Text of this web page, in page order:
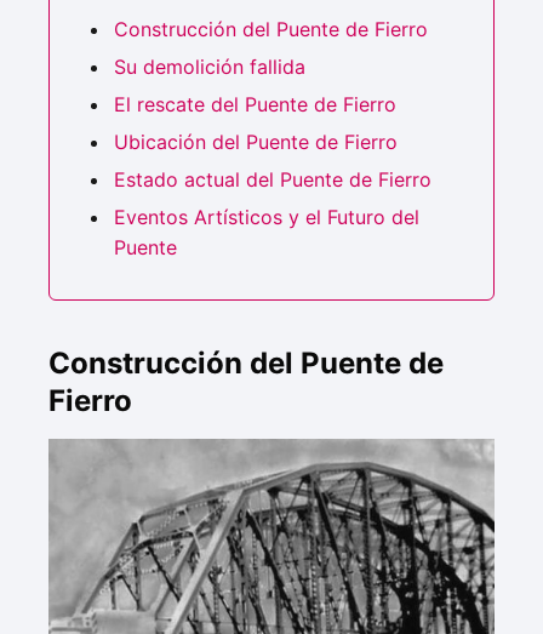
Construcción del Puente de Fierro
Su demolición fallida
El rescate del Puente de Fierro
Ubicación del Puente de Fierro
Estado actual del Puente de Fierro
Eventos Artísticos y el Futuro del
Puente
Construcción del Puente de
Fierro